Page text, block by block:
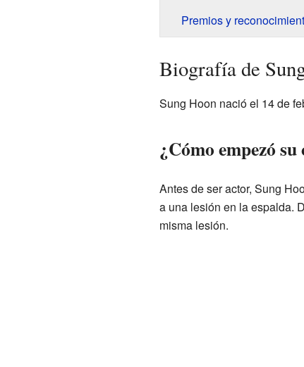
Premios y
Biografía de
Sung Hoon nació el 14 de
¿Cómo empezó
Antes de ser actor, Sung
a una lesión en la espalda.
misma lesión.